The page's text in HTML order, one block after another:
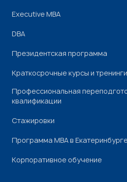
Executive MBA
DBA
Президентская программа
Краткосрочные курсы и тренинги
Профессиональная
квалификации
Стажировки
Программа МВА в
Корпоративное обучение